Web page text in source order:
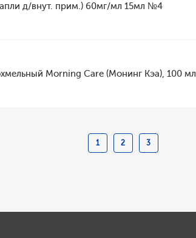
д/внут. прим.) 60мг/мл 15мл №4
Morning Care (Монинг Кэа), 100 мл
1 2 3